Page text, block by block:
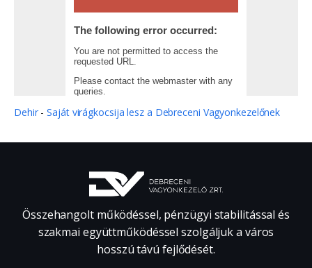
Dehir-Saját virágkocsija lesz a Debreceni Vagyonkezelőnek
Összehangolt működéssel, pénzügyi stabilitással és
szakmai együttműködéssel szolgáljuk a város
hosszú távú fejlődését.